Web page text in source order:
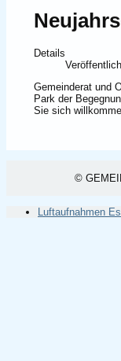
Details
Gemeinderat und
Park der
Sie sich
©
Luftaufnahmen